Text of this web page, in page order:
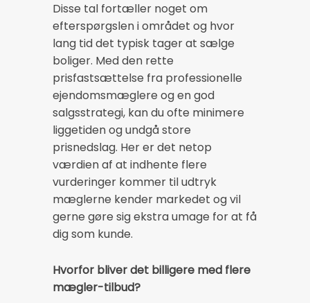
Disse tal fortæller noget om
efterspørgslen i området og hvor
lang tid det typisk tager at sælge
boliger. Med den rette
prisfastsættelse fra professionelle
ejendomsmæglere og en god
salgsstrategi, kan du ofte minimere
liggetiden og undgå store
prisnedslag. Her er det netop
værdien af at indhente flere
vurderinger kommer til udtryk
mæglerne kender markedet og vil
gerne gøre sig ekstra umage for at få
dig som kunde.
Hvorfor bliver det billigere med flere
mægler-tilbud?